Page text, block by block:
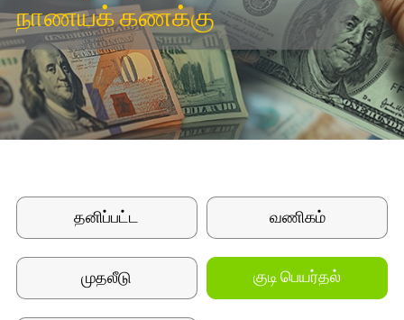
நாணயக் கணக்கு
தனிப்பட்ட வணிகம்
முதலீடு குடி பெயர்தல்